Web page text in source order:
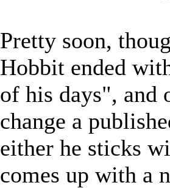
Pretty soon,
Hobbit ended
of his days", and
change a
either he sticks
comes up with a